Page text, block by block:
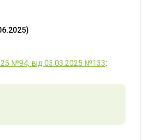
№94, від 03.03.2025 №133: